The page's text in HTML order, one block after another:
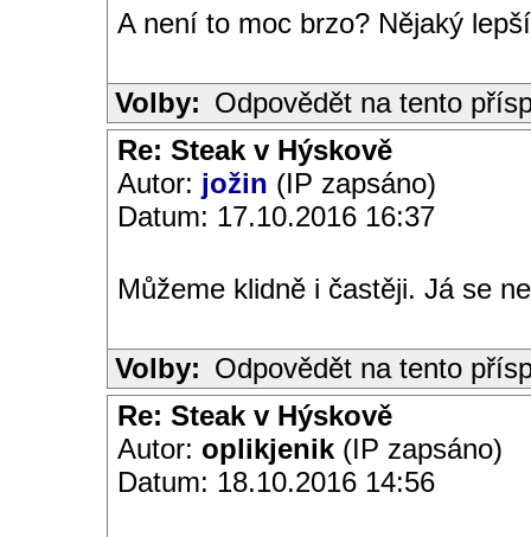
A není to moc brzo? Nějaký
Volby: Odpovědět na tento
Re: Steak v Hýskově
Autor: jožin (IP zapsáno)
Datum: 17.10.2016 16:37
Můžeme klidně i častěji. Já se
Volby: Odpovědět na tento
Re: Steak v Hýskově
Autor: oplikjenik (IP zapsáno)
Datum: 18.10.2016 14:56